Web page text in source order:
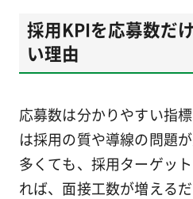
採用KPIを応募数だ
い理由
応募数は分かりやすい指
は採用の質や導線の問題
多くても、採用ターゲッ
れば、面接工数が増える